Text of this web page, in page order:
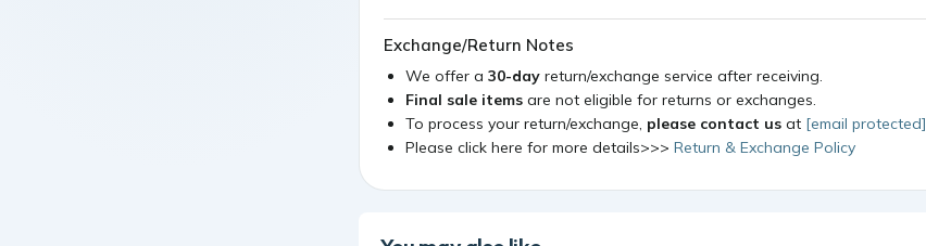
Exchange/Return Notes
We offer a 30-day return/exchange service after receiving.
Final sale items are not eligible for returns or exchanges.
To process your return/exchange, please contact us at [email protected]
Please click here for more details>>> Return & Exchange Policy